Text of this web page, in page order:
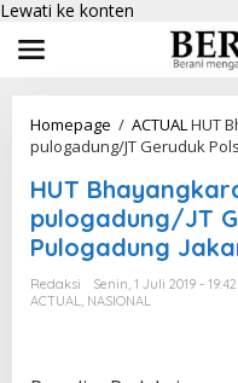
Lewati ke konten
Homepage / ACTUALHUT
pulogadung/JT Geruduk
HUT
pulogadung/JT
Pulogadung
Redaksi
Senin, 1 Juli 2019 - 19:42
ACTUAL, NASIONAL